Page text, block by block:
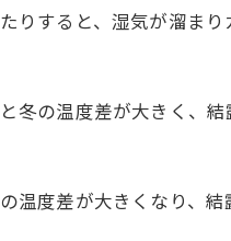
りすると、湿気が溜まり
冬の温度差が大きく、
温度差が大きくなり、結